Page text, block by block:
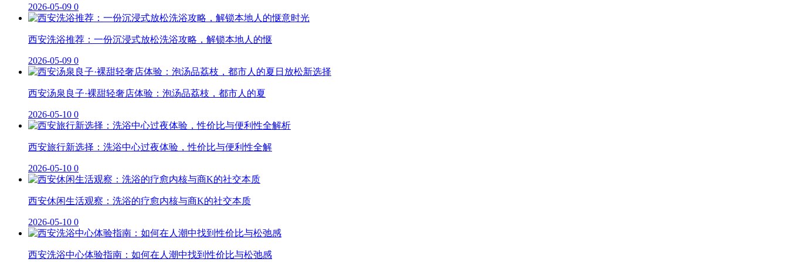
2026-05-09 0
西安洗浴推荐：一份沉浸式放松洗浴攻略，解锁本地人的惬
2026-05-09 0
西安汤泉良子·裸甜轻奢店体验：泡汤品荔枝，都市人的夏
2026-05-10 0
西安旅行新选择：洗浴中心过夜体验，性价比与便利性全解
2026-05-10 0
西安休闲生活观察：洗浴的疗愈内核与商K的社交本质
2026-05-10 0
西安洗浴中心体验指南：如何在人潮中找到性价比与松弛感